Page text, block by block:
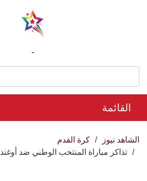
-
القائمة
الشاهد نيوز
كرة القدم
تذاكر مباراة المنتخب الوطني ضد أوغندا